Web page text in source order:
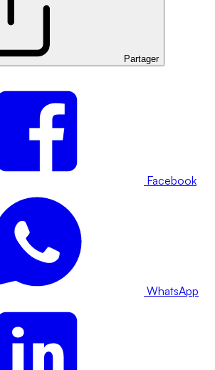
Partager
Facebook
WhatsApp